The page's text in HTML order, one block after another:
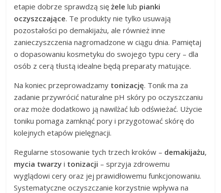
etapie dobrze sprawdzą siężele lub pianki
oczyszczające. Te produkty nie tylko usuwają
pozostałości po demakijażu, ale również inne
zanieczyszczenia nagromadzone w ciągu dnia. Pamiętaj
o dopasowaniu kosmetyku do swojego typu cery – dla
osób z cerą tłustą idealne będą preparaty matujące.
Na koniec przeprowadzamy tonizację. Tonik ma za
zadanie przywrócić naturalne pH skóry po oczyszczaniu
oraz może dodatkowo ją nawilżać lub odświeżać. Użycie
toniku pomaga zamknąć pory i przygotować skórę do
kolejnych etapów pielęgnacji.
Regularne stosowanie tych trzech kroków – demakijażu,
mycia twarzy i tonizacji – sprzyja zdrowemu
wyglądowi cery oraz jej prawidłowemu funkcjonowaniu.
Systematyczne oczyszczanie korzystnie wpływa na